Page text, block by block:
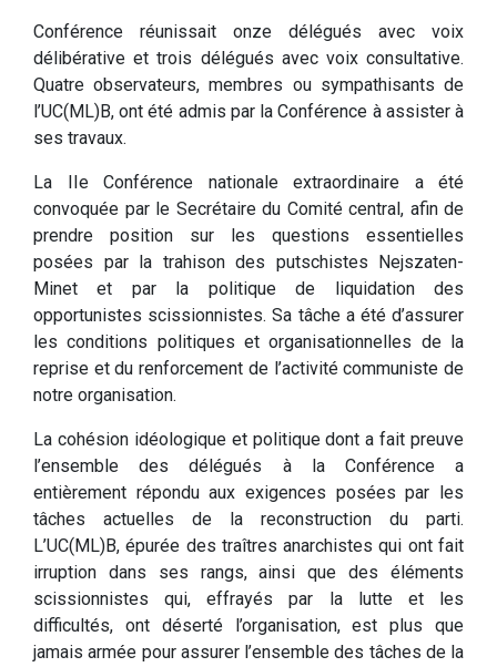
Conférence réunissait onze délégués avec voix
délibérative et trois délégués avec voix consultative.
Quatre observateurs, membres ou sympathisants de
l’UC(ML)B, ont été admis par la Conférence à assister à
ses travaux.
La IIe Conférence nationale extraordinaire a été
convoquée par le Secrétaire du Comité central, afin de
prendre position sur les questions essentielles
posées par la trahison des putschistes Nejszaten-
Minet et par la politique de liquidation des
opportunistes scissionnistes. Sa tâche a été d’assurer
les conditions politiques et organisationnelles de la
reprise et du renforcement de l’activité communiste de
notre organisation.
La cohésion idéologique et politique dont a fait preuve
l’ensemble des délégués à la Conférence a
entièrement répondu aux exigences posées par les
tâches actuelles de la reconstruction du parti.
L’UC(ML)B, épurée des traîtres anarchistes qui ont fait
irruption dans ses rangs, ainsi que des éléments
scissionnistes qui, effrayés par la lutte et les
difficultés, ont déserté l’organisation, est plus que
jamais armée pour assurer l’ensemble des tâches de la